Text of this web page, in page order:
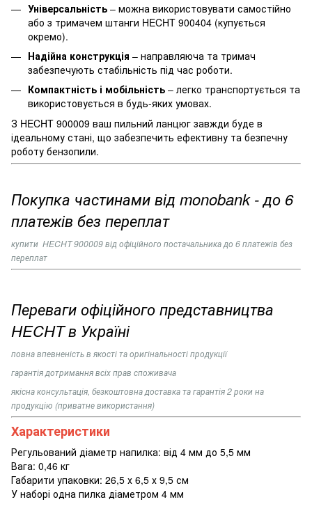
Універсальність – можна використовувати самостійно
або з тримачем штанги HECHT 900404 (купується
окремо).
Надійна конструкція – направляюча та тримач
забезпечують стабільність під час роботи.
Компактність і мобільність – легко транспортується та
використовується в будь-яких умовах.
З HECHT 900009 ваш пильний ланцюг завжди буде в
ідеальному стані, що забезпечить ефективну та безпечну
роботу бензопили.
Покупка частинами від monobank - до 6
платежів без переплат
купити HECHT 900009від офіційного постачальника до 6 платежів без
переплат
Переваги офіційного представництва
HECHT в Україні
повна впевненість в якості та оригінальності продукції
гарантія дотримання всіх прав споживача
якісна консультація, безкоштовна доставка та гарантія 2 роки на
продукцію (приватне використання)
Характеристики
Регульований діаметр напилка: від 4 мм до 5,5 мм
Вага: 0,46 кг
Габарити упаковки: 26,5 х 6,5 х 9,5 см
У наборі одна пилка діаметром 4 мм